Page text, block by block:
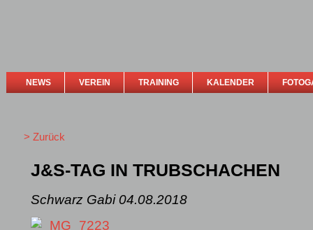
NEWS VEREIN TRAINING KALENDER
> Zurück
J&S-TAG IN TRUBSCHACHEN
Schwarz Gabi 04.08.2018